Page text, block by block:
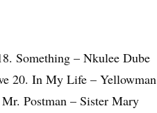
Something – Nkulee Dube
20. In My Life – Yellowman
Postman – Sister Mary